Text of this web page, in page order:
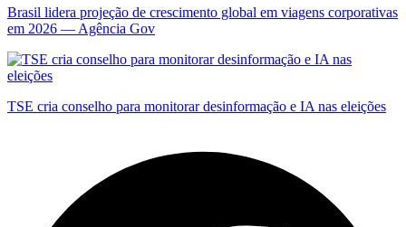
Brasil lidera projeção de crescimento global em viagens corporativas
em 2026 — Agência Gov
TSE cria conselho para monitorar desinformação e IA nas eleições